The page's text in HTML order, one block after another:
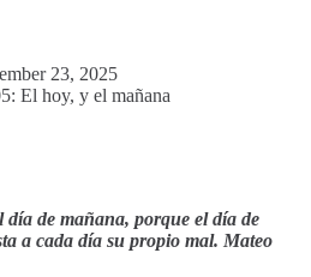
23, 2025
de mañana, porque el día de
a cada día su propio mal. Mateo